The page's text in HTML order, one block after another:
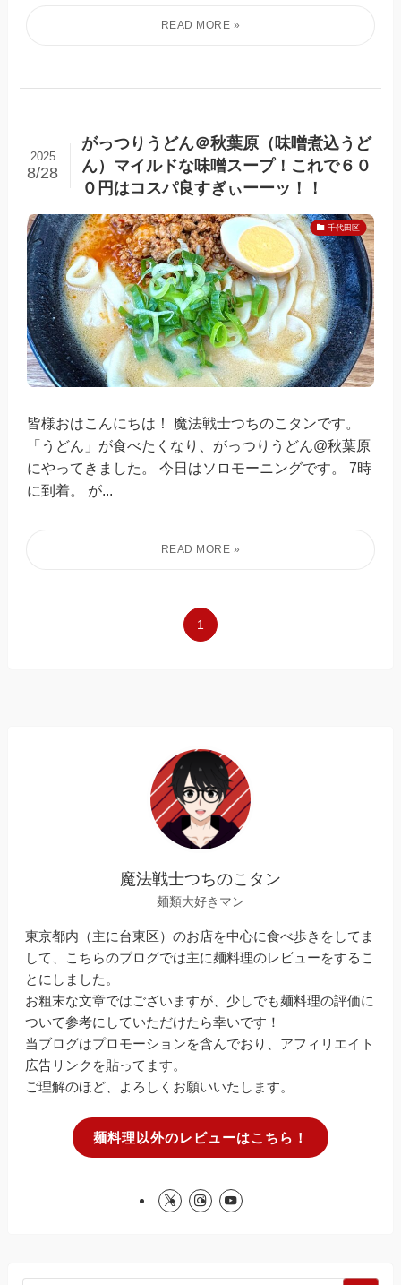
がっつりうどん＠秋葉原（味噌煮込うど
ん）マイルドな味噌スープ！これで６０
０円はコスパ良すぎぃーーッ！！
2025
8/28
千代田区
皆様おはこんにちは！ 魔法戦士つちのこタンです。
「うどん」が食べたくなり、がっつりうどん@秋葉原
にやってきました。 今日はソロモーニングです。 7時
に到着。 が...
1
魔法戦士つちのこタン
麺類大好きマン
東京都内（主に台東区）のお店を中心に食べ歩きをしてま
して、こちらのブログでは主に麺料理のレビューをするこ
とにしました。
お粗末な文章ではございますが、少しでも麺料理の評価に
ついて参考にしていただけたら幸いです！
当ブログはプロモーションを含んでおり、アフィリエイト
広告リンクを貼ってます。
ご理解のほど、よろしくお願いいたします。
麺料理以外のレビューはこちら！